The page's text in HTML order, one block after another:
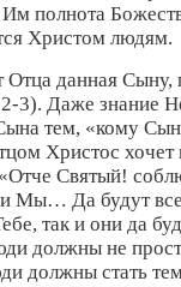
полнота
Христом людям.
Отца данная Сыну,
3). Даже знание
тем, «кому
Христос хочет
Святый!
Мы… Да будут
так и они да
должны не
должны стать